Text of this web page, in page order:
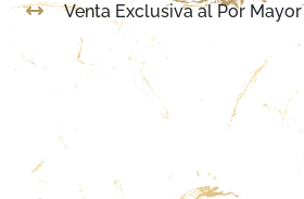
Venta Exclusiva al Por Mayor